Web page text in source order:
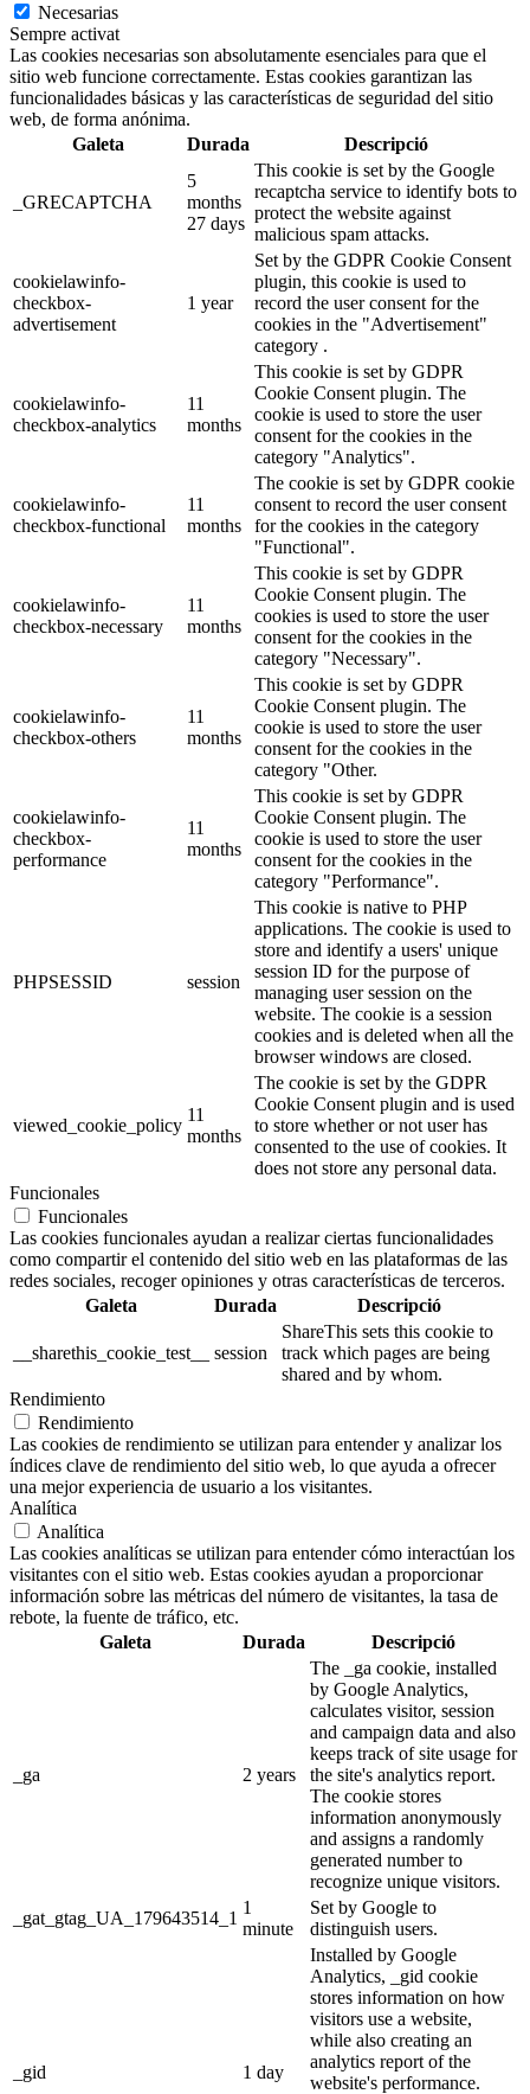
Necesarias
Sempre activat
Las cookies necesarias son absolutamente esenciales para que el
sitio web funcione correctamente. Estas cookies garantizan las
funcionalidades básicas y las características de seguridad del sitio
web, de forma anónima.
Galeta
Durada Descripció
_GRECAPTCHA
5
months
27 days
This cookie is set by the Google
recaptcha service to identify bots to
protect the website against
malicious spam attacks.
cookielawinfo-
checkbox-
advertisement
1 year
Set by the GDPR Cookie Consent
plugin, this cookie is used to
record the user consent for the
cookies in the "Advertisement"
category .
cookielawinfo-
checkbox-analytics
11
months
This cookie is set by GDPR
Cookie Consent plugin. The
cookie is used to store the user
consent for the cookies in the
category "Analytics".
cookielawinfo-
checkbox-functional
11
months
The cookie is set by GDPR cookie
consent to record the user consent
for the cookies in the category
"Functional".
cookielawinfo-
checkbox-necessary
11
months
This cookie is set by GDPR
Cookie Consent plugin. The
cookies is used to store the user
consent for the cookies in the
category "Necessary".
cookielawinfo-
checkbox-others
11
months
This cookie is set by GDPR
Cookie Consent plugin. The
cookie is used to store the user
consent for the cookies in the
category "Other.
cookielawinfo-
checkbox-
performance
11
months
This cookie is set by GDPR
Cookie Consent plugin. The
cookie is used to store the user
consent for the cookies in the
category "Performance".
PHPSESSID session
This cookie is native to PHP
applications. The cookie is used to
store and identify a users' unique
session ID for the purpose of
managing user session on the
website. The cookie is a session
cookies and is deleted when all the
browser windows are closed.
viewed_cookie_policy
11
months
The cookie is set by the GDPR
Cookie Consent plugin and is used
to store whether or not user has
consented to the use of cookies. It
does not store any personal data.
Funcionales
Funcionales
Las cookies funcionales ayudan a realizar ciertas funcionalidades
como compartir el contenido del sitio web en las plataformas de las
redes sociales, recoger opiniones y otras características de terceros.
Galeta
Durada Descripció
__sharethis_cookie_test__ session
ShareThis sets this cookie to
track which pages are being
shared and by whom.
Rendimiento
Rendimiento
Las cookies de rendimiento se utilizan para entender y analizar los
índices clave de rendimiento del sitio web, lo que ayuda a ofrecer
una mejor experiencia de usuario a los visitantes.
Analítica
Analítica
Las cookies analíticas se utilizan para entender cómo interactúan los
visitantes con el sitio web. Estas cookies ayudan a proporcionar
información sobre las métricas del número de visitantes, la tasa de
rebote, la fuente de tráfico, etc.
Galeta
Durada Descripció
_ga 2 years
The _ga cookie, installed
by Google Analytics,
calculates visitor, session
and campaign data and also
keeps track of site usage for
the site's analytics report.
The cookie stores
information anonymously
and assigns a randomly
generated number to
recognize unique visitors.
_gat_gtag_UA_179643514_1
1
minute
Set by Google to
distinguish users.
_gid 1 day
Installed by Google
Analytics, _gid cookie
stores information on how
visitors use a website,
while also creating an
analytics report of the
website's performance.